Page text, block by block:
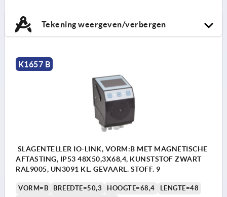
Tekening weergeven/verbergen
K1657 B
SLAGENTELLER IO-LINK, VORM:B MET MAGNETISCHE
AFTASTING, IP53 48X50,3X68,4, KUNSTSTOF ZWART
RAL9005, UN3091 KL. GEVAARL. STOFF. 9
VORM=B BREEDTE=50,3 HOOGTE=68,4
LENGTE=48